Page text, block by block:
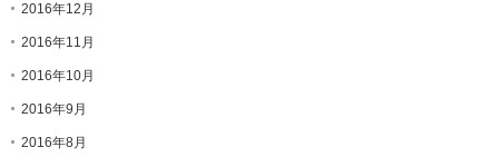
2016年12月
2016年11月
2016年10月
2016年9月
2016年8月